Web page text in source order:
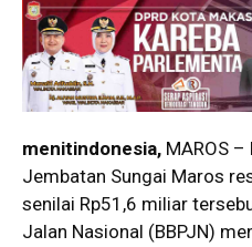
menitindonesia, MAROS
Jembatan Sungai Maros
senilai Rp51,6 miliar
Jalan Nasional (BBPJN)